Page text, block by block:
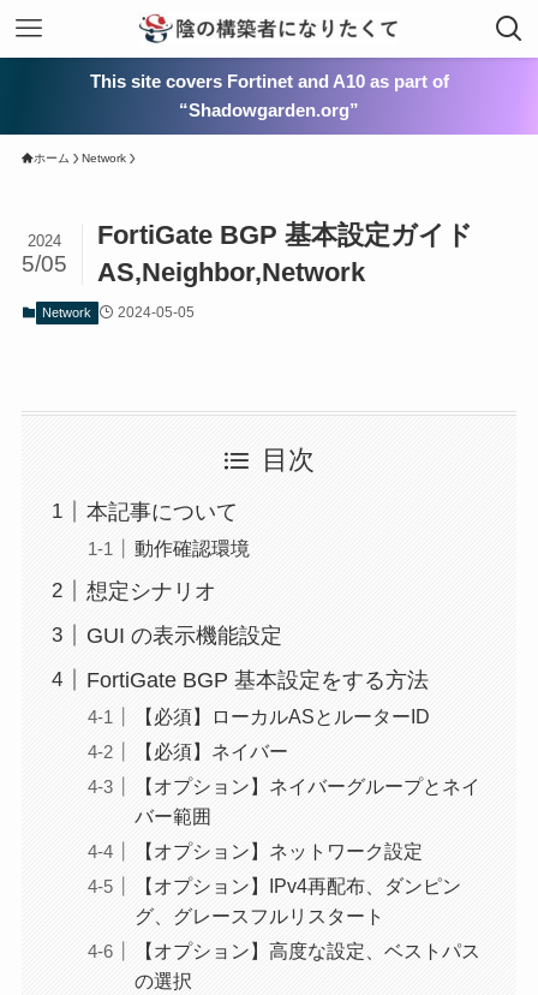
This site covers Fortinet and A10 as part of
“Shadowgarden.org”
ホーム Network
FortiGate BGP 基本設定ガイド
AS,Neighbor,Network
2024
5/05
Network 2024-05-05
目次
本記事について
動作確認環境
想定シナリオ
GUI の表示機能設定
FortiGate BGP 基本設定をする方法
【必須】ローカルASとルーターID
【必須】ネイバー
【オプション】ネイバーグループとネイ
バー範囲
【オプション】ネットワーク設定
【オプション】IPv4再配布、ダンピン
グ、グレースフルリスタート
【オプション】高度な設定、ベストパス
の選択